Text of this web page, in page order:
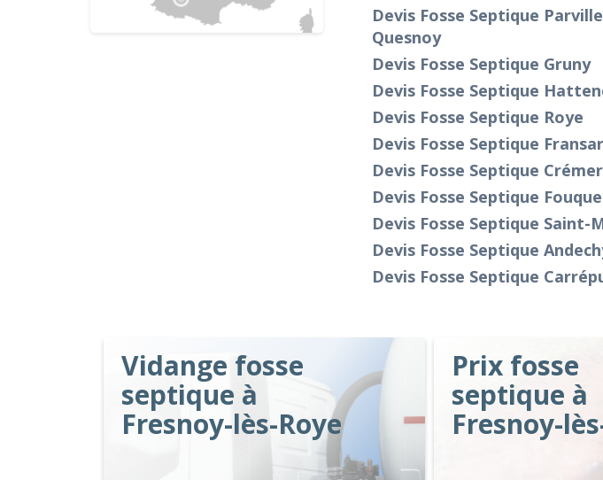
Devis Fosse Septique
Quesnoy
Devis Fosse Septique Gruny
Devis Fosse Septique
Devis Fosse Septique Roye
Devis Fosse Septique
Devis Fosse Septique
Devis Fosse Septique
Devis Fosse Septique Saint-
Devis Fosse Septique
Devis Fosse Septique
Vidange fosse
septique à
Fresnoy-lès-Roye
Prix fosse
septique à
Fresnoy-